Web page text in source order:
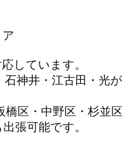
しています。
石神井・江古田・光
橋区・中野区・杉並
張可能です。